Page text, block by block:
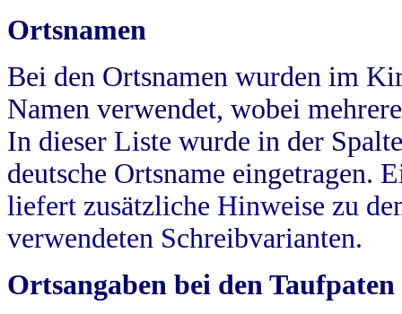
Ortsnamen
Bei den Ortsnamen wurden im
Namen verwendet, wobei
In dieser Liste wurde in der
deutsche Ortsname eingetragen.
liefert zusätzliche Hinweise zu
verwendeten Schreibvarianten.
Ortsangaben bei den Taufpaten